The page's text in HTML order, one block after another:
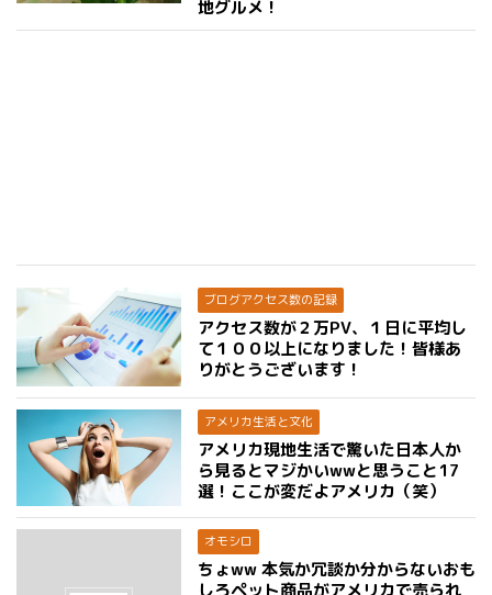
地グルメ！
ブログアクセス数の記録
アクセス数が２万PV、１日に平均し
て１００以上になりました！皆様あ
りがとうございます！
アメリカ生活と文化
アメリカ現地生活で驚いた日本人か
ら見るとマジかいwwと思うこと17
選！ここが変だよアメリカ（笑）
オモシロ
ちょww 本気か冗談か分からないおも
しろペット商品がアメリカで売られ